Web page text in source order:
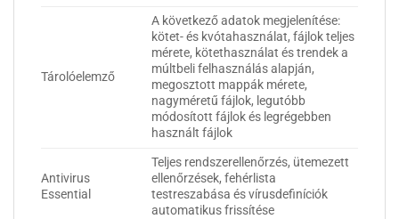
Tárolóelemző
A következő adatok megjelenítése:
kötet- és kvótahasználat, fájlok teljes
mérete, kötethasználat és trendek a
múltbeli felhasználás alapján,
megosztott mappák mérete,
nagyméretű fájlok, legutóbb
módosított fájlok és legrégebben
használt fájlok
Antivirus
Essential
Teljes rendszerellenőrzés, ütemezett
ellenőrzések, fehérlista
testreszabása és vírusdefiníciók
automatikus frissítése